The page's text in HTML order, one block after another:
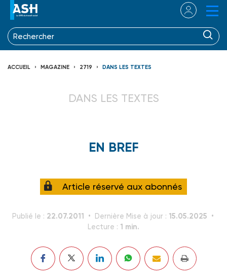
ACCUEIL MAGAZINE 2719 DANS LES TEXTES
DANS LES TEXTES
EN BREF
Article réservé aux abonnés
Publié le : 22.07.2011 Dernière Mise à jour : 15.05.2025
Lecture : 1 min.